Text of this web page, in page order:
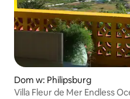
Dom w: Philipsburg
Villa Fleur de Mer Endless